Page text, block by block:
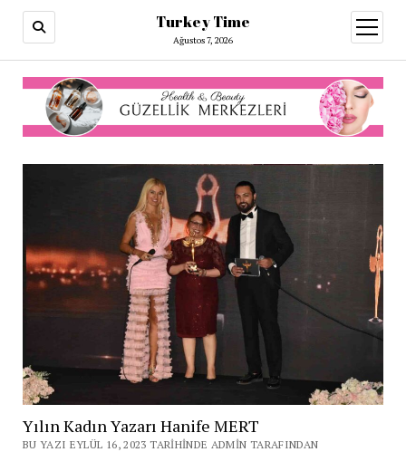
Turkey Time
Ağustos 7, 2026
aç
Yılın Kadın Yazarı Hanife MERT
BU YAZI EYLÜL 16, 2023 TARIHINDE ADMIN TARAFINDAN